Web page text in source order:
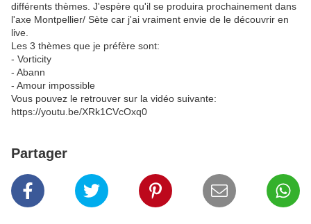
différents thèmes. J'espère qu'il se produira prochainement dans
l'axe Montpellier/ Sète car j'ai vraiment envie de le découvrir en
live.
Les 3 thèmes que je préfère sont:
- Vorticity
- Abann
- Amour impossible
Vous pouvez le retrouver sur la vidéo suivante:
https://youtu.be/XRk1CVcOxq0
Partager